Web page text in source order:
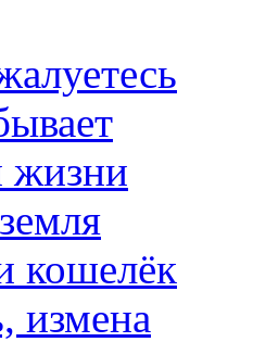
жизни
кошелёк
измена